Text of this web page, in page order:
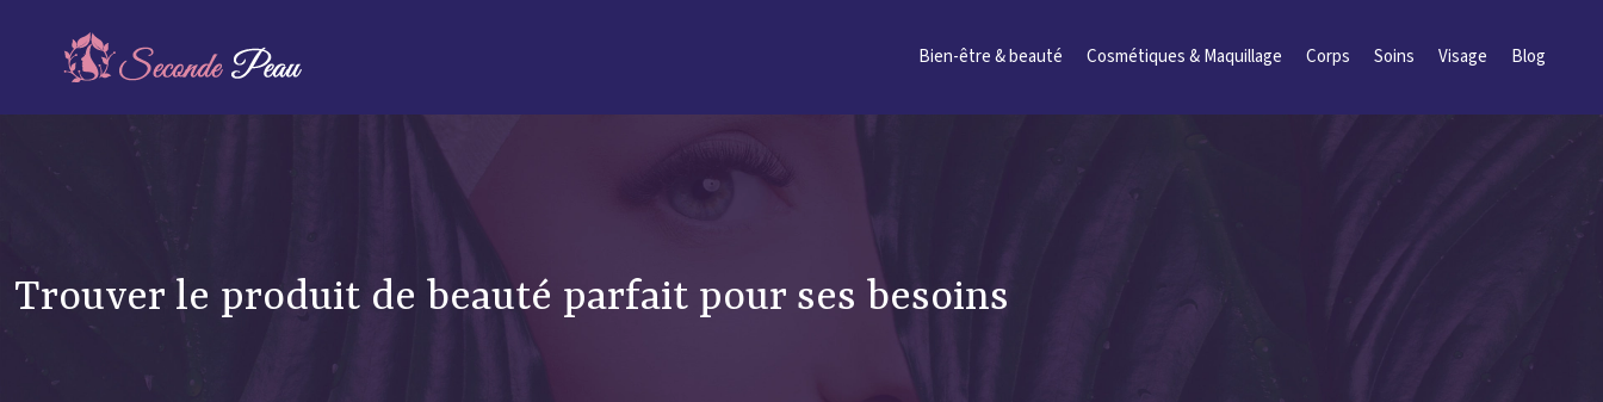
Bien-être & beauté Cosmétiques & Maquillage Corps Soins Visage Blog
Trouver le produit de beauté parfait pour ses besoins